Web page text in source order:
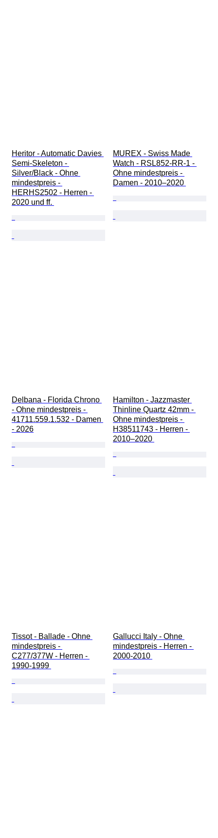
Heritor - Automatic Davies
Semi-Skeleton -
Silver/Black - Ohne
mindestpreis -
HERHS2502 - Herren -
2020 und ff.
MUREX - Swiss Made
Watch - RSL852-RR-1 -
Ohne mindestpreis -
Damen - 2010–2020
Delbana - Florida Chrono
- Ohne mindestpreis -
41711.559.1.532 - Damen
- 2026
Hamilton - Jazzmaster
Thinline Quartz 42mm -
Ohne mindestpreis -
H38511743 - Herren -
2010–2020
Tissot - Ballade - Ohne
mindestpreis -
C277/377W - Herren -
1990-1999
Gallucci Italy - Ohne
mindestpreis - Herren -
2000-2010